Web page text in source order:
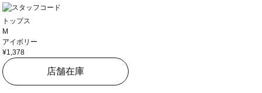
トップス
M
アイボリー
¥1,378
店舗在庫